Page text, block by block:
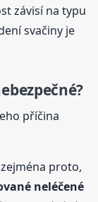
závisí na typu
svačiny je
příčina
proto,
neléčené